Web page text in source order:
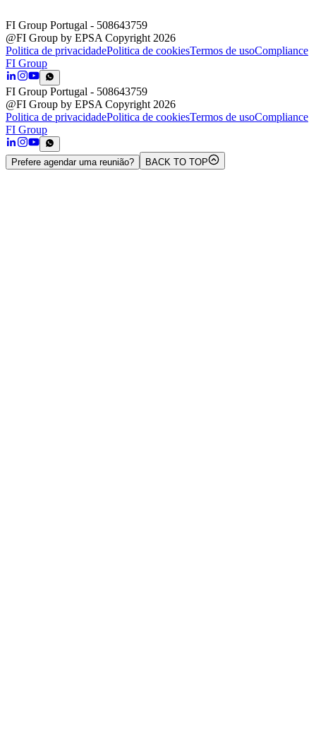
FI Group Portugal - 508643759
@FI Group by EPSA Copyright 2026
Politica de privacidadePolitica de cookiesTermos de usoCompliance
FI Group
FI Group Portugal - 508643759
@FI Group by EPSA Copyright 2026
Politica de privacidadePolitica de cookiesTermos de usoCompliance
FI Group
Prefere agendar uma reunião? BACK TO TOP